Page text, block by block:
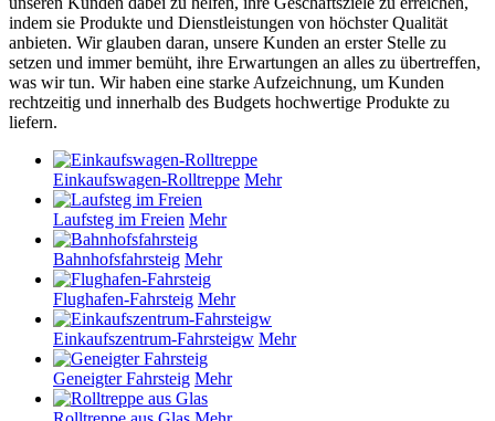
indem sie Produkte und Dienstleistungen von höchster Qualität
anbieten. Wir glauben daran, unsere Kunden an erster Stelle zu
setzen und immer bemüht, ihre Erwartungen an alles zu übertreffen,
was wir tun. Wir haben eine starke Aufzeichnung, um Kunden
rechtzeitig und innerhalb des Budgets hochwertige Produkte zu
liefern.
Einkaufswagen-Rolltreppe Mehr
Laufsteg im Freien Mehr
Bahnhofsfahrsteig Mehr
Flughafen-Fahrsteig Mehr
Einkaufszentrum-Fahrsteigw Mehr
Geneigter Fahrsteig Mehr